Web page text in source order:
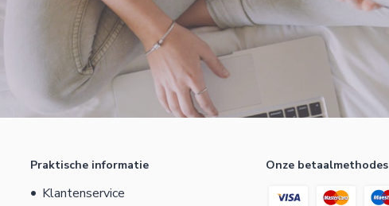
Praktische informatie
Klantenservice
Onze betaalmethodes